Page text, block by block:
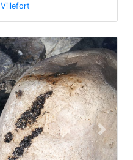
Villefort
Next